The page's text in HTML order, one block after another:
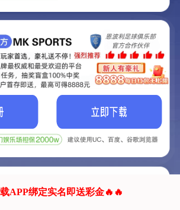
联系我们!